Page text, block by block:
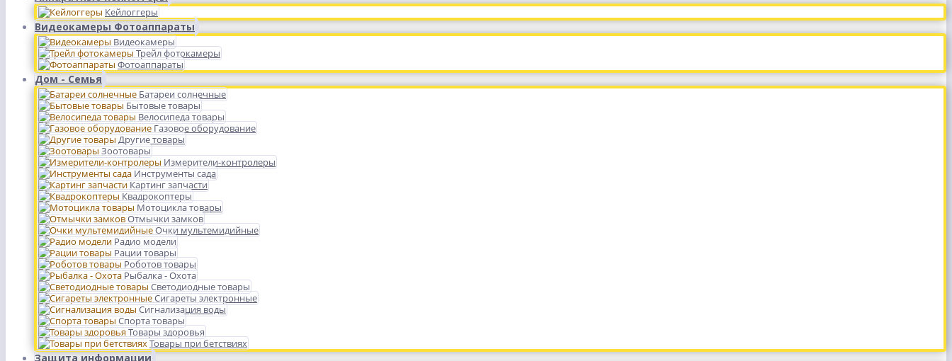
Кейлоггеры
Видеокамеры Фотоаппараты
Видеокамеры
Трейл фотокамеры
Фотоаппараты
Дом - Семья
Батареи солнечные
Бытовые товары
Велосипеда товары
Газовое оборудование
Другие товары
Зоотовары
Измерители-контролеры
Инструменты сада
Картинг запчасти
Квадрокоптеры
Мотоцикла товары
Отмычки замков
Очки мультемидийные
Радио модели
Рации товары
Роботов товары
Рыбалка - Охота
Светодиодные товары
Сигареты электронные
Сигнализация воды
Спорта товары
Товары здоровья
Товары при бетствиях
Защита информации